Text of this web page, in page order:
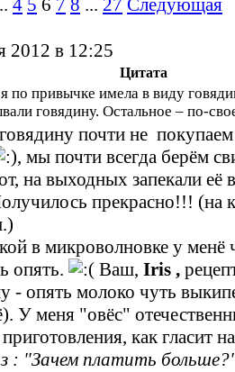
4 5 6 7 8 ... 27 Следующая
2012 в 12:25
Цитата
по привычке имела в виду
говядину. Остальное – по-
почти не покупаем
, мы почти всегда берём
на выходных запекали её
прекрасно!!! (на
в микроволновке у менё
опять.
Ваш, Iris ,
- опять молоко чуть
У меня "овёс"
как гласит
: "Зачем платить